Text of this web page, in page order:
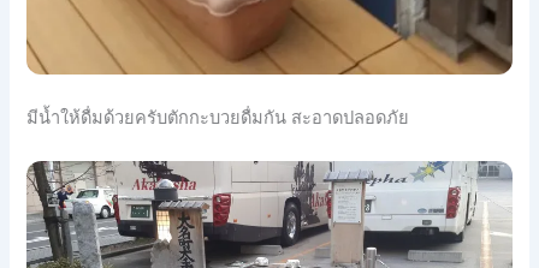
มีน้ำให้ดื่มด้วยครับตักกะบวยดื่มกัน สะอาดปลอดภัย